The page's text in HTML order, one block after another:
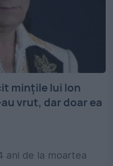
mințile lui Ion
vrut, dar doar ea
ani de la moartea